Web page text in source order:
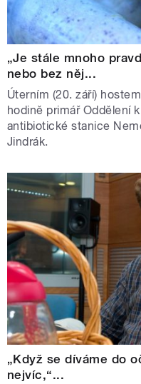
„Je stále mnoho
nebo bez něj...
Úterním (20. září)
hodině primář Oddělení
antibiotické stanice
Jindrák.
„Když se díváme do
nejvíc,“...